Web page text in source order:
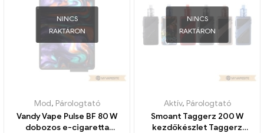
NINCS
RAKTÁRON
Mod, Párologtató
Vandy Vape Pulse BF 80 W
dobozos e-cigaretta
NINCS
RAKTÁRON
Aktív, Párologtató
Smoant Taggerz 200 W
kezdőkészlet Taggerz